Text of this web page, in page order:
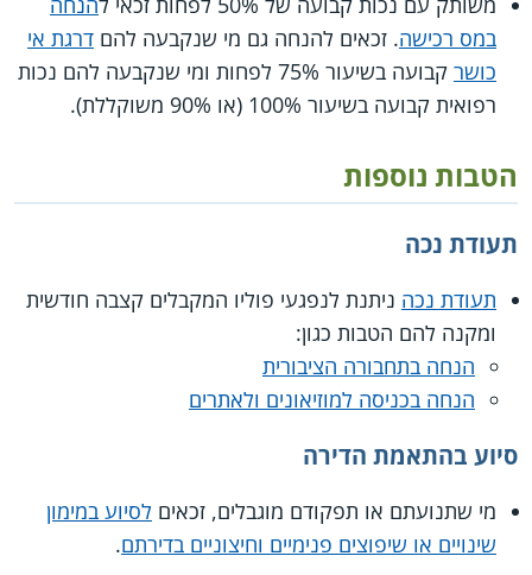
במס רכישה. זכאים להנחה גם מי שנקבעה להם דרגת אי
כושר
קבועה בשיעור ‎75% לפחות ומי שנקבעה להם נכות
רפואית קבועה בשיעור ‎100% (או ‎90% משוקללת).
הטבות נוספות
תעודת נכה
תעודת נכה ניתנת לנפגעי פוליו המקבלים קצבה חודשית
ומקנה להם הטבות כגון:
הנחה בתחבורה הציבורית
הנחה בכניסה למוזיאונים ולאתרים
סיוע בהתאמת הדירה
מי שתנועתם או תפקודם מוגבלים, זכאים לסיוע במימון
שינויים או שיפוצים פנימיים וחיצוניים בדירתם.